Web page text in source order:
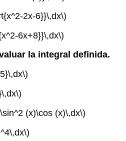
2x-6}}\,dx\)
6x+8}}\,dx\)
la integral definida.
(x)\cos (x)\,dx\)